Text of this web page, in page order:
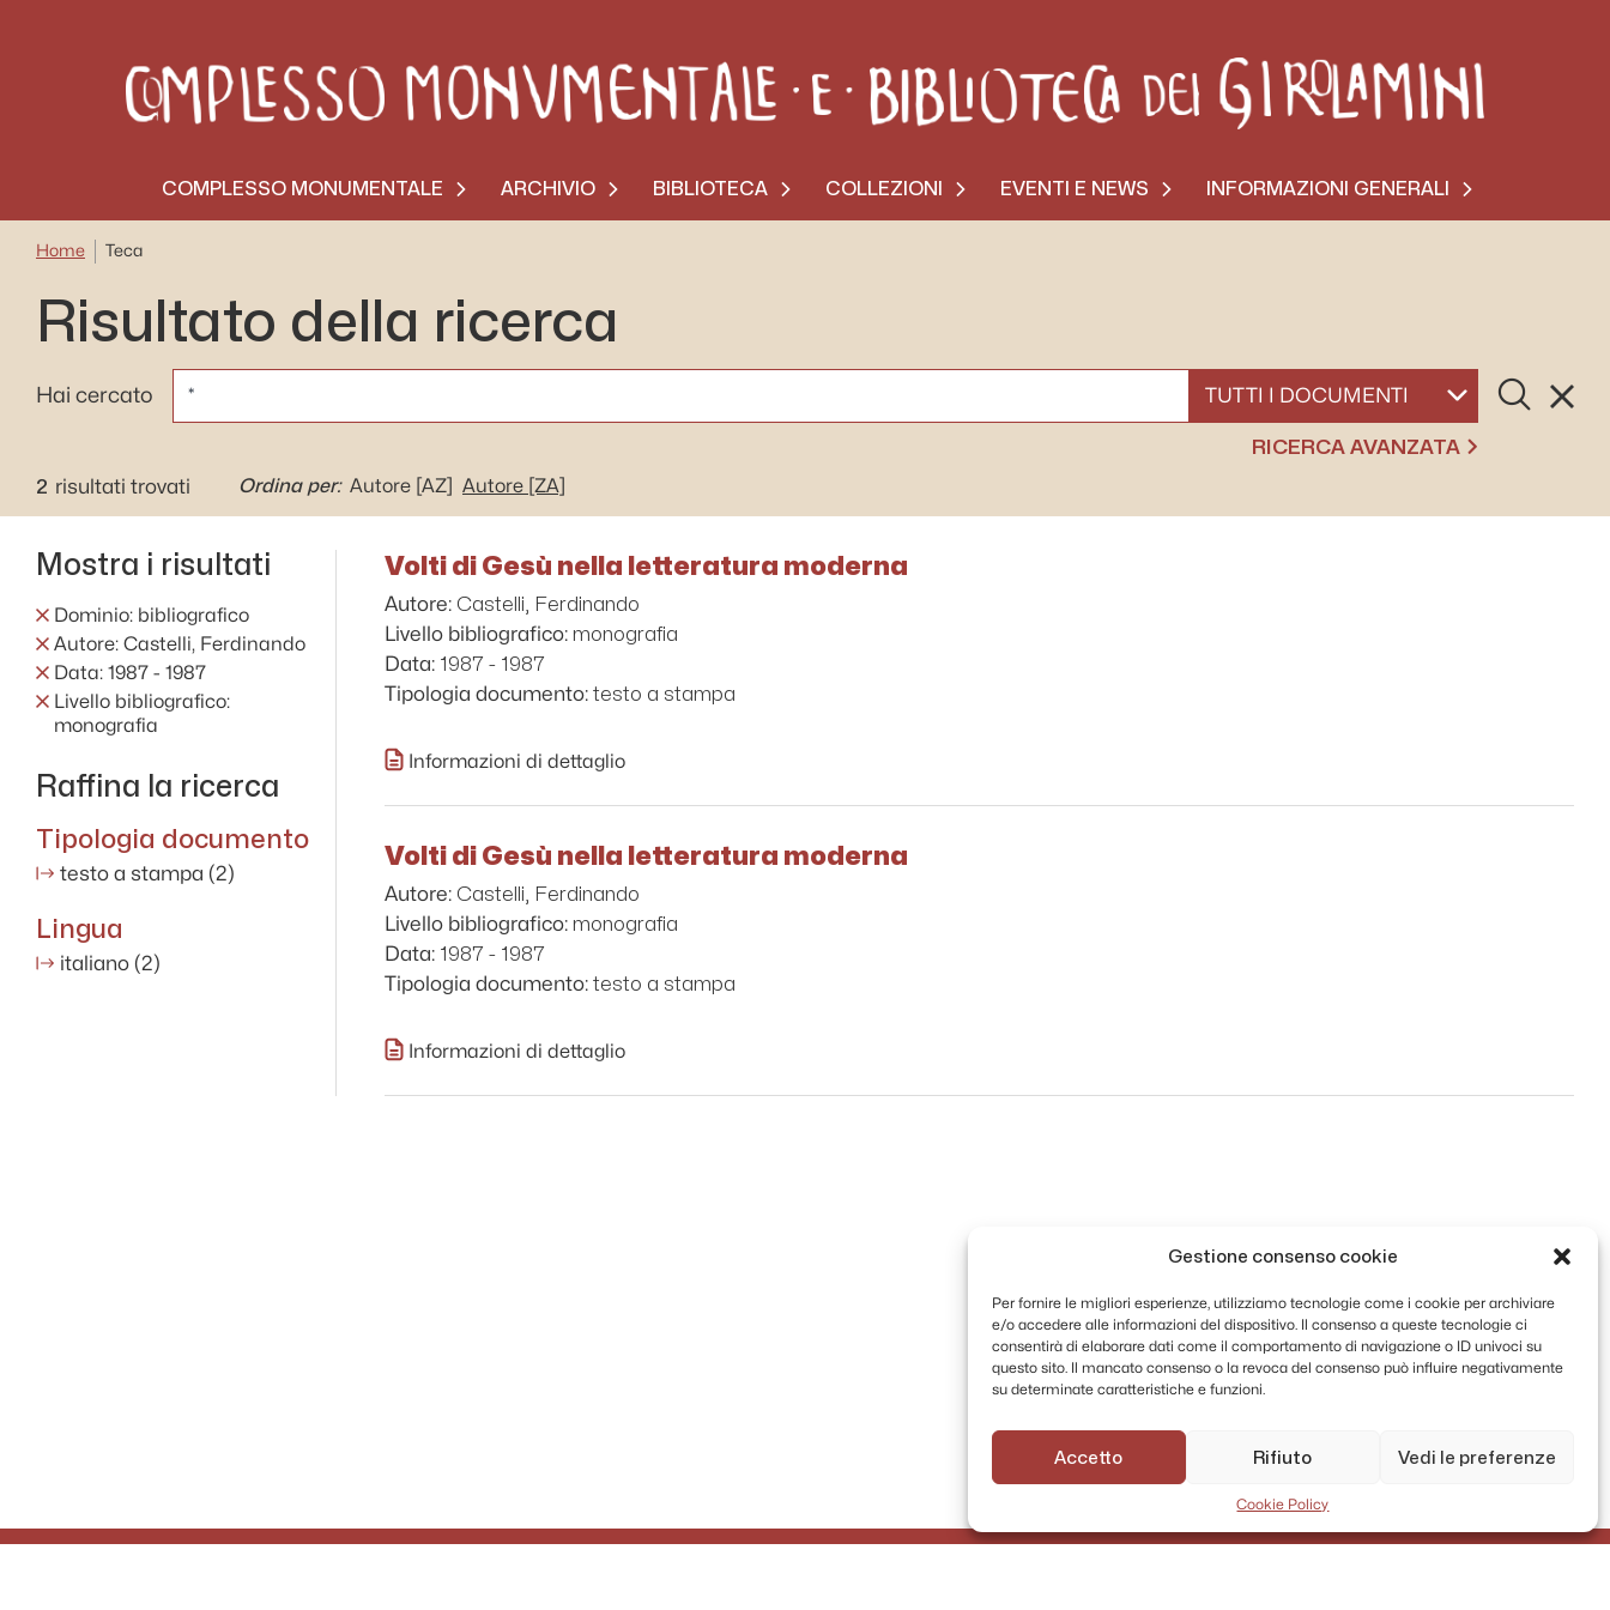
Gestione consenso cookie
Per fornire le migliori esperienze, utilizziamo tecnologie come i cookie per archiviare
e/o accedere alle informazioni del dispositivo. Il consenso a queste tecnologie ci
consentirà di elaborare dati come il comportamento di navigazione o ID univoci su
questo sito. Il mancato consenso o la revoca del consenso può influire negativamente
su determinate caratteristiche e funzioni.
Accetto Rifiuto Vedi le preferenze
Cookie Policy
COMPLESSO MONUMENTALE ARCHIVIO BIBLIOTECA COLLEZIONI EVENTI E NEWS INFORMAZIONI GENERALI
Home Teca
Risultato della ricerca
Hai cercato
SELEZIONA UN DOCUMENTO
Cerca
RICERCA AVANZATA
2 risultati trovati Ordina per: Autore [AZ] Autore [ZA]
Mostra i risultati
Dominio: bibliografico
Autore: Castelli, Ferdinando
Data: 1987 - 1987
Livello bibliografico:
monografia
Raffina la ricerca
Tipologia documento
testo a stampa (2)
Lingua
italiano (2)
Volti di Gesù nella letteratura moderna
Autore: Castelli, Ferdinando
Livello bibliografico: monografia
Data: 1987 - 1987
Tipologia documento: testo a stampa
Informazioni di dettaglio
Volti di Gesù nella letteratura moderna
Autore: Castelli, Ferdinando
Livello bibliografico: monografia
Data: 1987 - 1987
Tipologia documento: testo a stampa
Informazioni di dettaglio